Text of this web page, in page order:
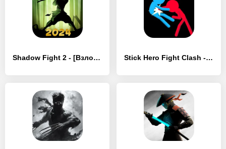
Shadow Fight 2 - [Взлом/МОД Меню] Stick Hero Fight Clash - [Взлом/МОД Меню]